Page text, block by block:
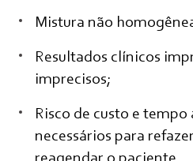
Mistura não
Resultados clínicos
imprecisos;
Risco de custo e
necessários para